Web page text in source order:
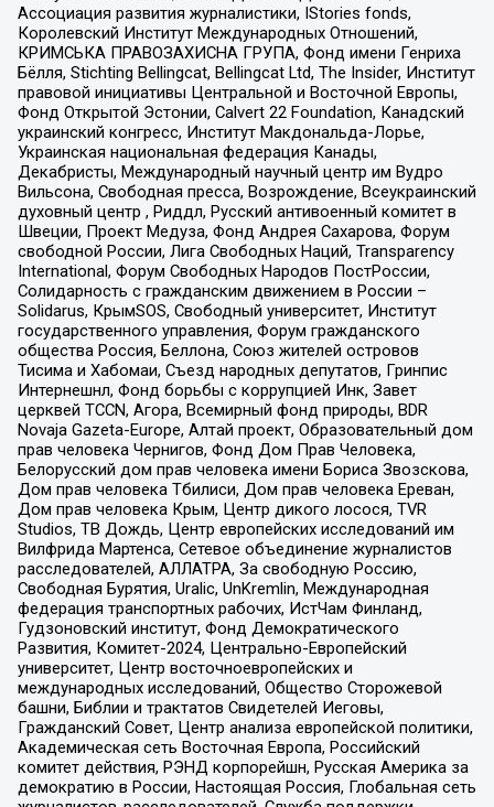
Ассоциация развития журналистики, IStories fonds,
Королевский Институт Международных Отношений,
КРИМСЬКА ПРАВОЗАХИСНА ГРУПА, Фонд имени Генриха
Бёлля, Stichting Bellingcat, Bellingcat Ltd, The Insider, Институт
правовой инициативы Центральной и Восточной Европы,
Фонд Открытой Эстонии, Calvert 22 Foundation, Канадский
украинский конгресс, Институт Макдональда-Лорье,
Украинская национальная федерация Канады,
Декабристы, Международный научный центр им Вудро
Вильсона, Свободная пресса, Возрождение, Всеукраинский
духовный центр , Риддл, Русский антивоенный комитет в
Швеции, Проект Медуза, Фонд Андрея Сахарова, Форум
свободной России, Лига Свободных Наций, Transparеncy
International, Форум Свободных Народов ПостРоссии,
Солидарность с гражданским движением в России –
Solidarus, КрымSOS, Свободный университет, Институт
государственного управления, Форум гражданского
общества Россия, Беллона, Союз жителей островов
Тисима и Хабомаи, Съезд народных депутатов, Гринпис
Интернешнл, Фонд борьбы с коррупцией Инк, Завет
церквей TCCN, Агора, Всемирный фонд природы, BDR
Novaja Gazeta-Europe, Алтай проект, Образовательный дом
прав человека Чернигов, Фонд Дом Прав Человека,
Белорусский дом прав человека имени Бориса Звозскова,
Дом прав человека Тбилиси, Дом прав человека Ереван,
Дом прав человека Крым, Центр дикого лосося, TVR
Studios, ТВ Дождь, Центр европейских исследований им
Вилфрида Мартенса, Сетевое объединение журналистов
расследователей, АЛЛАТРА, За свободную Россию,
Свободная Бурятия, Uralic, UnKremlin, Международная
федерация транспортных рабочих, ИстЧам Финланд,
Гудзоновский институт, Фонд Демократического
Развития, Комитет-2024, Центрально-Европейский
университет, Центр восточноевропейских и
международных исследований, Общество Сторожевой
башни, Библии и трактатов Свидетелей Иеговы,
Гражданский Совет, Центр анализа европейской политики,
Академическая сеть Восточная Европа, Российский
комитет действия, РЭНД корпорейшн, Русская Америка за
демократию в России, Настоящая Россия, Глобальная сеть